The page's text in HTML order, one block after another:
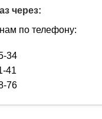
через:
по телефону:
34
41
76